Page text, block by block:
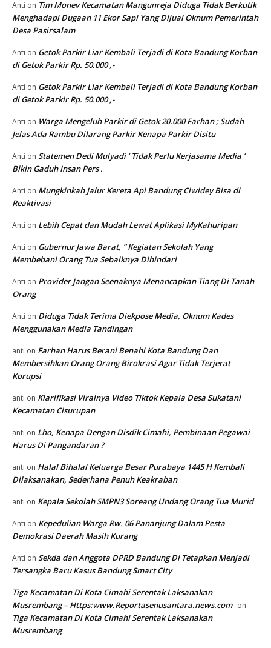
Anti on Tim Monev Kecamatan Mangunreja Diduga Tidak Berkutik
Menghadapi Dugaan 11 Ekor Sapi Yang Dijual Oknum Pemerintah
Desa Pasirsalam
Anti on Getok Parkir Liar Kembali Terjadi di Kota Bandung Korban
di Getok Parkir Rp. 50.000 ,-
Anti on Getok Parkir Liar Kembali Terjadi di Kota Bandung Korban
di Getok Parkir Rp. 50.000 ,-
Anti on Warga Mengeluh Parkir di Getok 20.000 Farhan ; Sudah
Jelas Ada Rambu Dilarang Parkir Kenapa Parkir Disitu
Anti on Statemen Dedi Mulyadi ‘ Tidak Perlu Kerjasama Media ‘
Bikin Gaduh Insan Pers .
Anti on Mungkinkah Jalur Kereta Api Bandung Ciwidey Bisa di
Reaktivasi
Anti on Lebih Cepat dan Mudah Lewat Aplikasi MyKahuripan
Anti on Gubernur Jawa Barat, ” Kegiatan Sekolah Yang
Membebani Orang Tua Sebaiknya Dihindari
Anti on Provider Jangan Seenaknya Menancapkan Tiang Di Tanah
Orang
Anti on Diduga Tidak Terima Diekpose Media, Oknum Kades
Menggunakan Media Tandingan
anti on Farhan Harus Berani Benahi Kota Bandung Dan
Membersihkan Orang Orang Birokrasi Agar Tidak Terjerat
Korupsi
anti on Klarifikasi Viralnya Video Tiktok Kepala Desa Sukatani
Kecamatan Cisurupan
anti on Lho, Kenapa Dengan Disdik Cimahi, Pembinaan Pegawai
Harus Di Pangandaran ?
anti on Halal Bihalal Keluarga Besar Purabaya 1445 H Kembali
Dilaksanakan, Sederhana Penuh Keakraban
anti on Kepala Sekolah SMPN3 Soreang Undang Orang Tua Murid
Anti on Kepedulian Warga Rw. 06 Pananjung Dalam Pesta
Demokrasi Daerah Masih Kurang
Anti on Sekda dan Anggota DPRD Bandung Di Tetapkan Menjadi
Tersangka Baru Kasus Bandung Smart City
Tiga Kecamatan Di Kota Cimahi Serentak Laksanakan
Musrembang – Https:www.Reportasenusantara.news.com on
Tiga Kecamatan Di Kota Cimahi Serentak Laksanakan
Musrembang